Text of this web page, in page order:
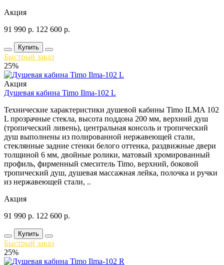
Акция
91 990 р. 122 600 р.
Купить
Быстрый заказ
25%
Акция
Душевая кабина Timo Ilma-102 L
Технические характеристики душевой кабины Timo ILMA 102
L прозрачные стекла, высота поддона 200 мм, верхний душ
(тропический ливень), центральная консоль и тропический
душ выполнены из полированной нержавеющей стали,
стеклянные задние стенки белого оттенка, раздвижные двери
толщиной 6 мм, двойные ролики, матовый хромированный
профиль, фирменный смеситель Timo, верхний, боковой
тропический душ, душевая массажная лейка, полочка и ручки
из нержавеющей стали, ..
Акция
91 990 р. 122 600 р.
Купить
Быстрый заказ
25%